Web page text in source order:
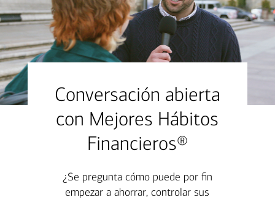
Conversación abierta
con Mejores Hábitos
Financieros®
¿Se pregunta cómo puede por fin
empezar a ahorrar, controlar sus